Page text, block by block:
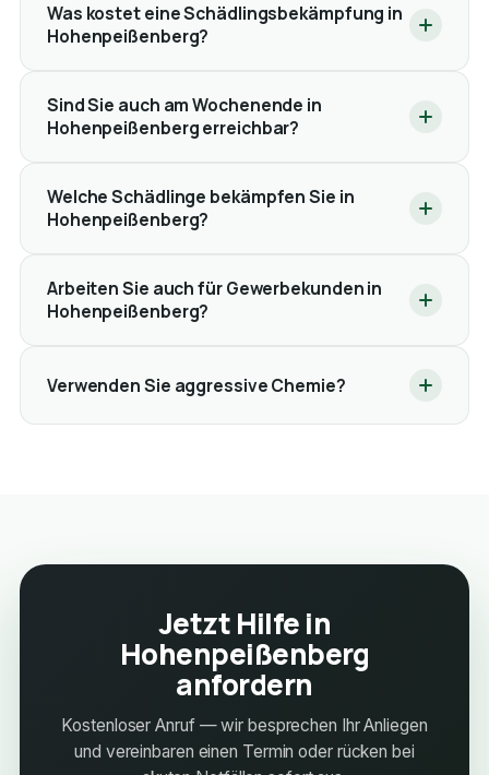
Was kostet eine Schädlingsbekämpfung in
Hohenpeißenberg?
Sind Sie auch am Wochenende in
Hohenpeißenberg erreichbar?
Welche Schädlinge bekämpfen Sie in
Hohenpeißenberg?
Arbeiten Sie auch für Gewerbekunden in
Hohenpeißenberg?
Verwenden Sie aggressive Chemie?
Jetzt Hilfe in
Hohenpeißenberg
anfordern
Kostenloser Anruf — wir besprechen Ihr Anliegen
und vereinbaren einen Termin oder rücken bei